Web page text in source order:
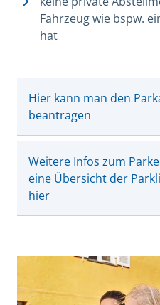
Fahrzeug wie bspw.
hat
Hier kann man den
beantragen
Weitere Infos zum
eine Übersicht der
hier